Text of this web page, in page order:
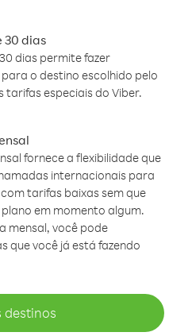
30 dias
dias permite fazer
o destino escolhido pelo
tarifas especiais do Viber.
fornece a flexibilidade que
internacionais para
tarifas baixas sem que
em momento algum.
mensal, você pode
que você já está fazendo
destinos